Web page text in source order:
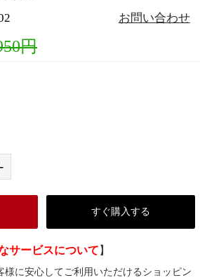
お問い合わせ
円
すぐ購入する
サービスについて 】
様に安心してご利用いただけるショッピン